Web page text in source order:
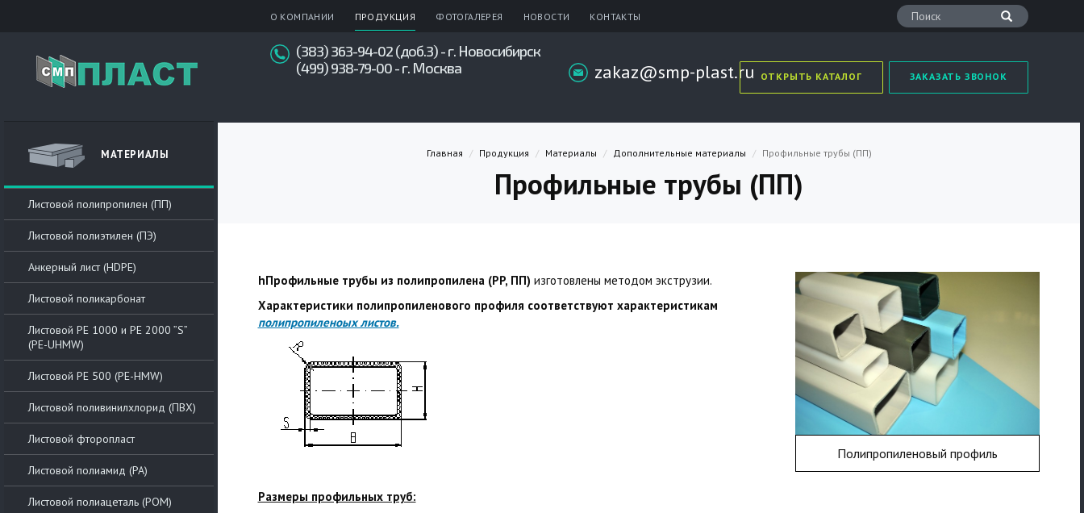
МАТЕРИАЛЫ
Листовой полипропилен (ПП)
Листовой полиэтилен (ПЭ)
Анкерный лист (HDPE)
Листовой поликарбонат
Листовой РЕ 1000 и PE 2000 ”S”
(PE-UHMW)
Листовой РЕ 500 (PE-HMW)
Листовой поливинилхлорид (ПВХ)
Листовой фторопласт
Листовой полиамид (PA)
Листовой полиацеталь (POM)
О КОМПАНИИ ПРОДУКЦИЯ ФОТОГАЛЕРЕЯ НОВОСТИ КОНТАКТЫ
(383) 363-94-02 (доб.3) - г. Новосибирск
(499) 938-79-00 - г. Москва
zakaz@smp-plast.ru ОТКРЫТЬ КАТАЛОГ ЗАКАЗАТЬ ЗВОНОК
Главная Продукция Материалы Дополнительные материалы Профильные трубы (ПП)
Профильные трубы (ПП)
hПрофильные трубы из полипропилена (PP, ПП) изготовлены методом экструзии.
Характеристики полипропиленового профиля соответствуют характеристикам
полипропиленоых листов.
Полипропиленовый профиль
Размеры профильных труб: